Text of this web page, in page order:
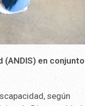
(ANDIS) en conjunto
según